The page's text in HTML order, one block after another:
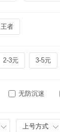
王者
2-3元 3-5元
无防沉迷
上号方式